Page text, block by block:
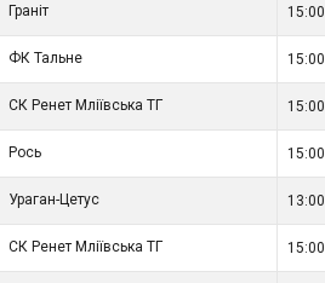
Граніт 15:00
ФК Тальне 15:00
СК Ренет Мліївська ТГ 15:00
Рось 15:00
Ураган-Цетус 13:00
СК Ренет Мліївська ТГ 15:00